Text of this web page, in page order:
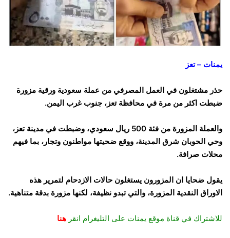
يمنات – تعز
حذر مشتغلون في العمل المصرفي من عملة سعودية ورقية مزورة
ضبطت اكثر من مرة في محافظة تعز، جنوب غرب اليمن.
والعملة المزورة من فئة 500 ريال سعودي، وضبطت في مدينة تعز،
وحي الحوبان شرق المدينة، ووقع ضحيتها مواطنون وتجار، بما فيهم
محلات صرافة.
يقول ضحايا ان المزورون يستغلون حالات الازدحام لتمرير هذه
الاوراق النقدية المزورة، والتي تبدو نظيفة، لكنها مزورة بدقة متناهية.
للاشتراك في قناة موقع يمنات على التليغرام انقر هنا